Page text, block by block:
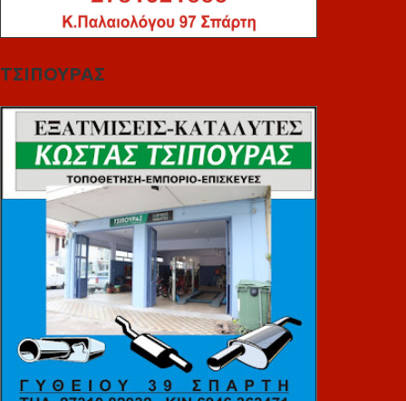
ΤΣΙΠΟΥΡΑΣ